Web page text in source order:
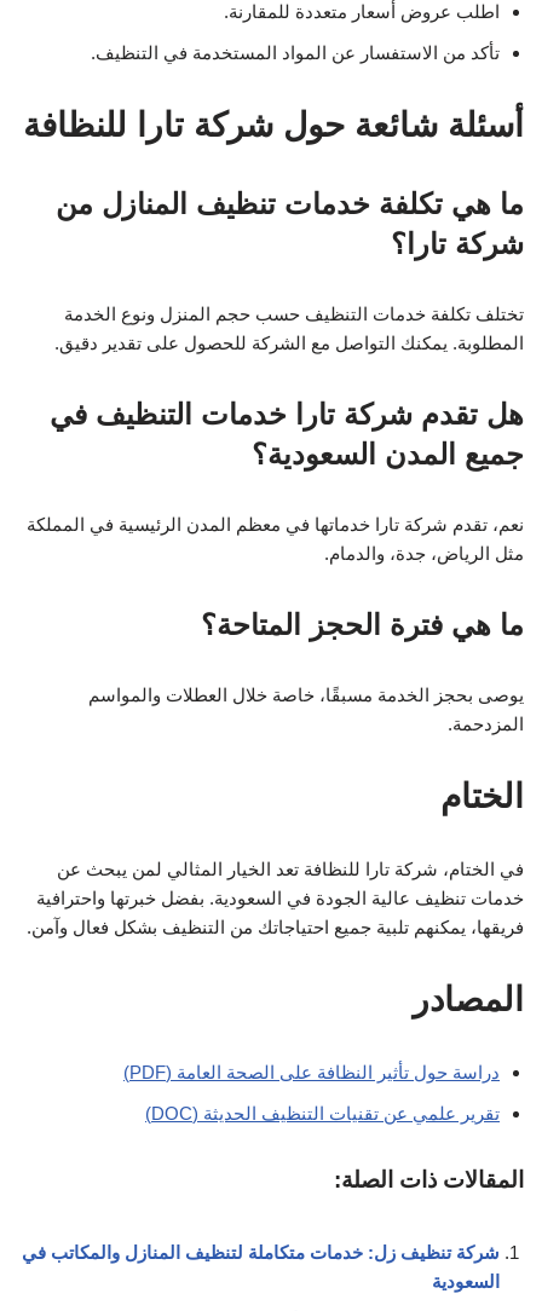
اطلب عروض أسعار متعددة للمقارنة.
تأكد من الاستفسار عن المواد المستخدمة في التنظيف.
أسئلة شائعة حول شركة تارا للنظافة
ما هي تكلفة خدمات تنظيف المنازل من
شركة تارا؟
تختلف تكلفة خدمات التنظيف حسب حجم المنزل ونوع الخدمة
المطلوبة. يمكنك التواصل مع الشركة للحصول على تقدير دقيق.
هل تقدم شركة تارا خدمات التنظيف في
جميع المدن السعودية؟
نعم، تقدم شركة تارا خدماتها في معظم المدن الرئيسية في المملكة
مثل الرياض، جدة، والدمام.
ما هي فترة الحجز المتاحة؟
يوصى بحجز الخدمة مسبقًا، خاصة خلال العطلات والمواسم
المزدحمة.
الختام
في الختام، شركة تارا للنظافة تعد الخيار المثالي لمن يبحث عن
خدمات تنظيف عالية الجودة في السعودية. بفضل خبرتها واحترافية
فريقها، يمكنهم تلبية جميع احتياجاتك من التنظيف بشكل فعال وآمن.
المصادر
دراسة حول تأثير النظافة على الصحة العامة (PDF)
تقرير علمي عن تقنيات التنظيف الحديثة (DOC)
المقالات ذات الصلة:
شركة تنظيف زل: خدمات متكاملة لتنظيف المنازل والمكاتب في
السعودية